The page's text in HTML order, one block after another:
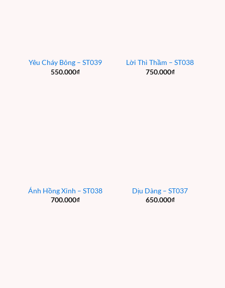
Yêu Cháy Bỏng – ST039
550.000₫
Lời Thì Thầm – ST038
750.000₫
Ánh Hồng Xinh – ST038
700.000₫
Dịu Dàng – ST037
650.000₫